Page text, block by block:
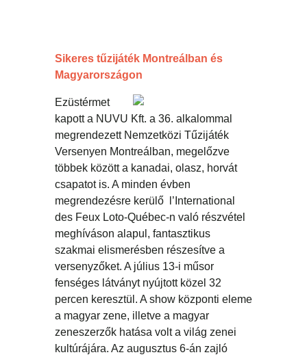
Sikeres tűzijáték Montreálban és
Magyarországon
Ezüstérmet
kapott a NUVU Kft. a 36. alkalommal
megrendezett Nemzetközi Tűzijáték
Versenyen Montreálban, megelőzve
többek között a kanadai, olasz, horvát
csapatot is. A minden évben
megrendezésre kerülő l’International
des Feux Loto-Québec-n való részvétel
meghíváson alapul, fantasztikus
szakmai elismerésben részesítve a
versenyzőket. A július 13-i műsor
fenséges látványt nyújtott közel 32
percen keresztül. A show központi eleme
a magyar zene, illetve a magyar
zeneszerzők hatása volt a világ zenei
kultúrájára. Az augusztus 6-án zajló